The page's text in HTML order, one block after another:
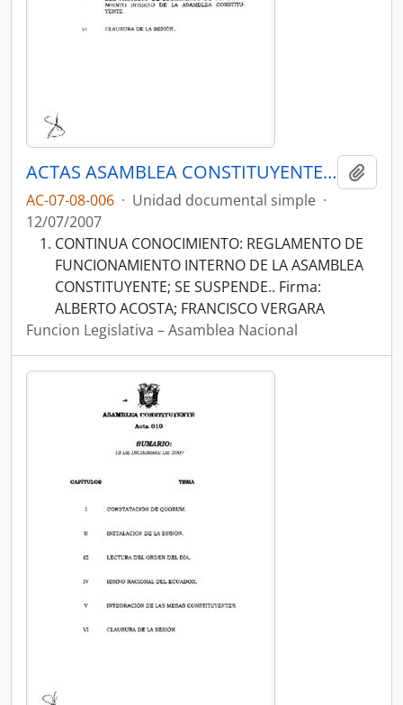
ACTAS ASAMBLEA CONSTITUYENTE 2007-2008
AC-07-08-006 · Unidad documental simple ·
12/07/2007
CONTINUA CONOCIMIENTO: REGLAMENTO DE
FUNCIONAMIENTO INTERNO DE LA ASAMBLEA
CONSTITUYENTE; SE SUSPENDE.. Firma:
ALBERTO ACOSTA; FRANCISCO VERGARA
Funcion Legislativa – Asamblea Nacional